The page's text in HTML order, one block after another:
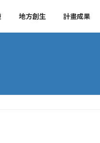
地方創生 計畫成果